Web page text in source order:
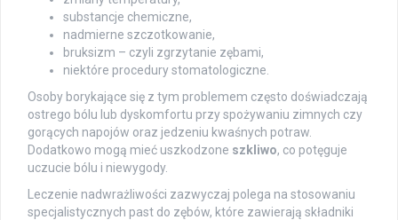
substancje chemiczne,
nadmierne szczotkowanie,
bruksizm – czyli zgrzytanie zębami,
niektóre procedury stomatologiczne.
Osoby borykające się z tym problemem często doświadczają
ostrego bólu lub dyskomfortu przy spożywaniu zimnych czy
gorących napojów oraz jedzeniu kwaśnych potraw.
Dodatkowo mogą mieć uszkodzone szkliwo, co potęguje
uczucie bólu i niewygody.
Leczenie nadwrażliwości zazwyczaj polega na stosowaniu
specjalistycznych past do zębów, które zawierają składniki